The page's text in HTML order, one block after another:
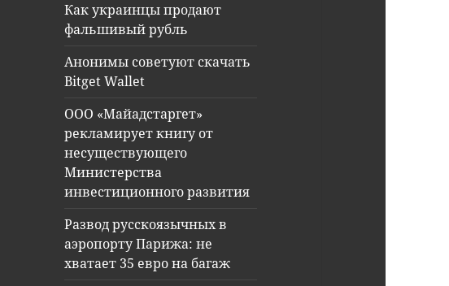
Как украинцы продают
фальшивый рубль
Анонимы советуют скачать
Bitget Wallet
ООО «Майадстаргет»
рекламирует книгу от
несуществующего
Министерства
инвестиционного развития
Развод русскоязычных в
аэропорту Парижа: не
хватает 35 евро на багаж